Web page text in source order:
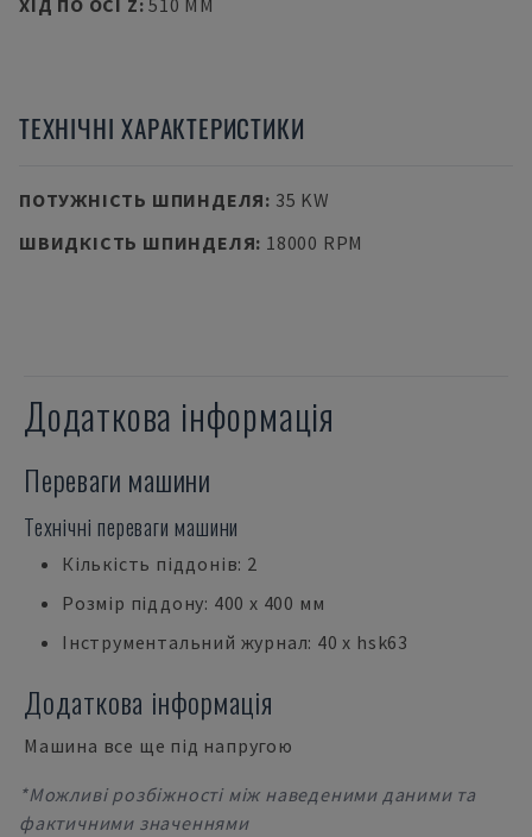
ХІД ПО ОСІ Z:510 MM
ТЕХНІЧНІ ХАРАКТЕРИСТИКИ
ПОТУЖНІСТЬ ШПИНДЕЛЯ: 35 KW
ШВИДКІСТЬ ШПИНДЕЛЯ: 18000 RPM
Додаткова інформація
Переваги машини
Технічні переваги машини
Кількість піддонів: 2
Розмір піддону: 400 х 400 мм
Інструментальний журнал: 40 x hsk63
Додаткова інформація
Машина все ще під напругою
*Можливі розбіжності між наведеними даними та
фактичними значеннями